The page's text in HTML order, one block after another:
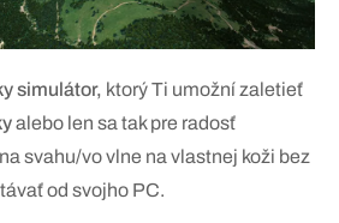
simulátor, ktorý Ti umožní zaletieť
alebo len sa tak pre radosť
svahu/vo vlne na vlastnej koži bez
od svojho PC.